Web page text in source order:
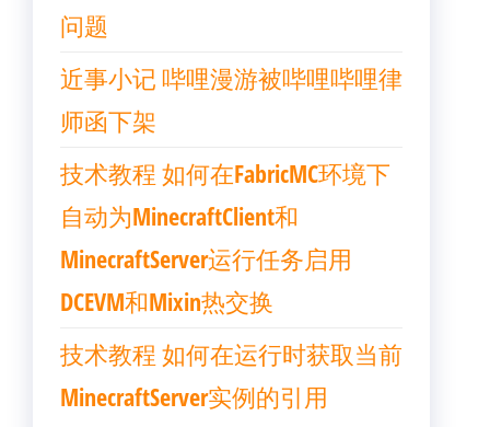
问题
近事小记 哔哩漫游被哔哩哔哩律
师函下架
技术教程 如何在FabricMC环境下
自动为MinecraftClient和
MinecraftServer运行任务启用
DCEVM和Mixin热交换
技术教程 如何在运行时获取当前
MinecraftServer实例的引用